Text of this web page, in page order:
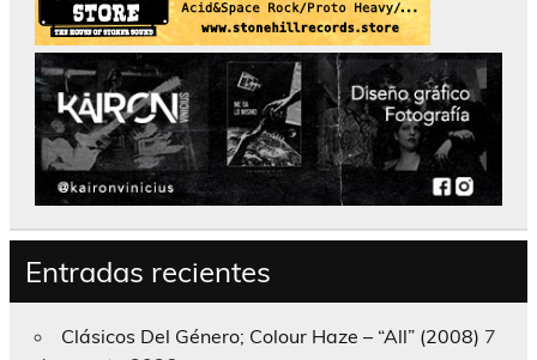
Entradas recientes
Clásicos Del Género; Colour Haze – “All” (2008) 7